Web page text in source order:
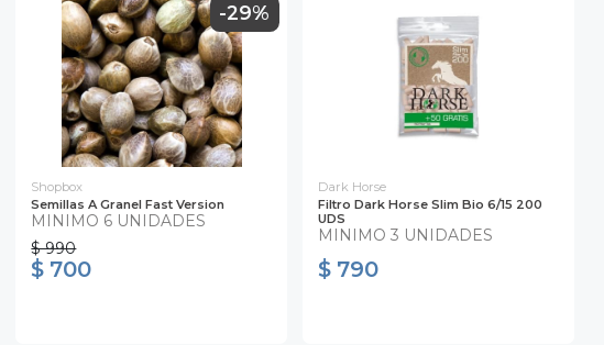
-29%
Shopbox
Semillas A Granel Fast Version
MINIMO 6 UNIDADES
$ 990
$ 700
Dark Horse
Filtro Dark Horse Slim Bio 6/15 200
UDS
MINIMO 3 UNIDADES
$ 790